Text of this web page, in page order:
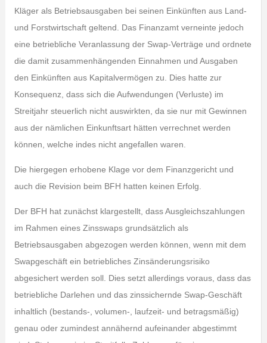
Kläger als Betriebsausgaben bei seinen Einkünften aus Land-
und Forstwirtschaft geltend. Das Finanzamt verneinte jedoch
eine betriebliche Veranlassung der Swap-Verträge und ordnete
die damit zusammenhängenden Einnahmen und Ausgaben
den Einkünften aus Kapitalvermögen zu. Dies hatte zur
Konsequenz, dass sich die Aufwendungen (Verluste) im
Streitjahr steuerlich nicht auswirkten, da sie nur mit Gewinnen
aus der nämlichen Einkunftsart hätten verrechnet werden
können, welche indes nicht angefallen waren.
Die hiergegen erhobene Klage vor dem Finanzgericht und
auch die Revision beim BFH hatten keinen Erfolg.
Der BFH hat zunächst klargestellt, dass Ausgleichszahlungen
im Rahmen eines Zinsswaps grundsätzlich als
Betriebsausgaben abgezogen werden können, wenn mit dem
Swapgeschäft ein betriebliches Zinsänderungsrisiko
abgesichert werden soll. Dies setzt allerdings voraus, dass das
betriebliche Darlehen und das zinssichernde Swap-Geschäft
inhaltlich (bestands-, volumen-, laufzeit- und betragsmäßig)
genau oder zumindest annähernd aufeinander abgestimmt